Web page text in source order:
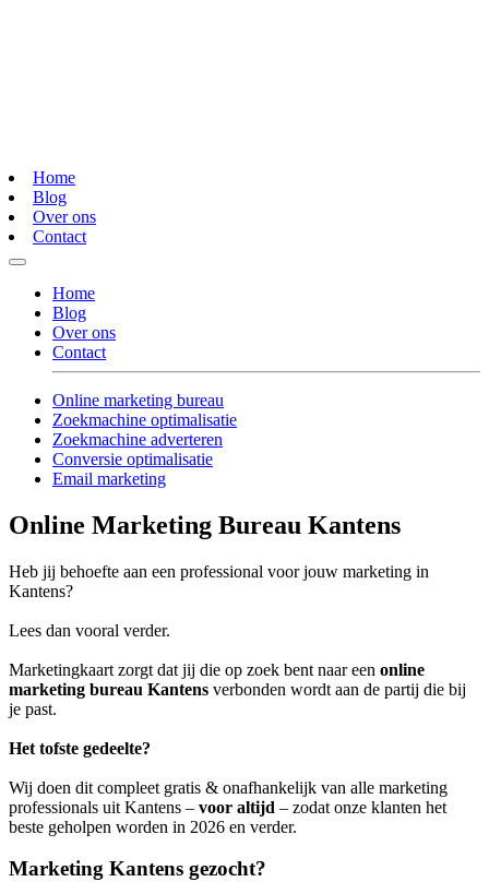
Home
Blog
Over ons
Contact
Home
Blog
Over ons
Contact
Online marketing bureau
Zoekmachine optimalisatie
Zoekmachine adverteren
Conversie optimalisatie
Email marketing
Online Marketing Bureau Kantens
Heb jij behoefte aan een professional voor jouw marketing in
Kantens?
Lees dan vooral verder.
Marketingkaart zorgt dat jij die op zoek bent naar een online
marketing bureau Kantens verbonden wordt aan de partij die bij
je past.
Het tofste gedeelte?
Wij doen dit compleet gratis & onafhankelijk van alle marketing
professionals uit Kantens – voor altijd – zodat onze klanten het
beste geholpen worden in 2026 en verder.
Marketing Kantens gezocht?